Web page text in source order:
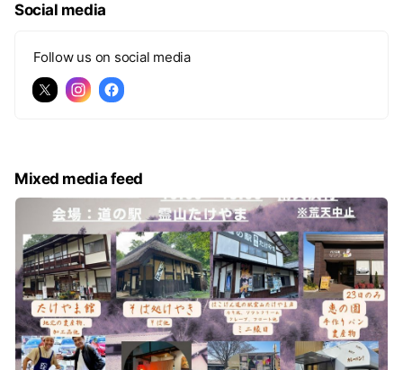
Social media
Follow us on social media
Mixed media feed